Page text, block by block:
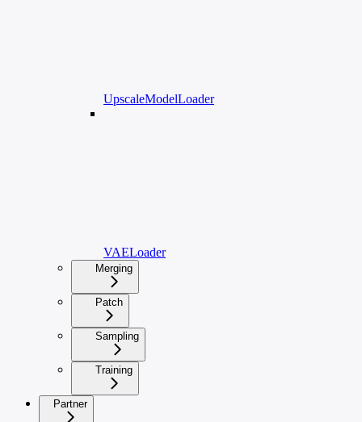
UpscaleModelLoader
VAELoader
Merging
Patch
Sampling
Training
Partner